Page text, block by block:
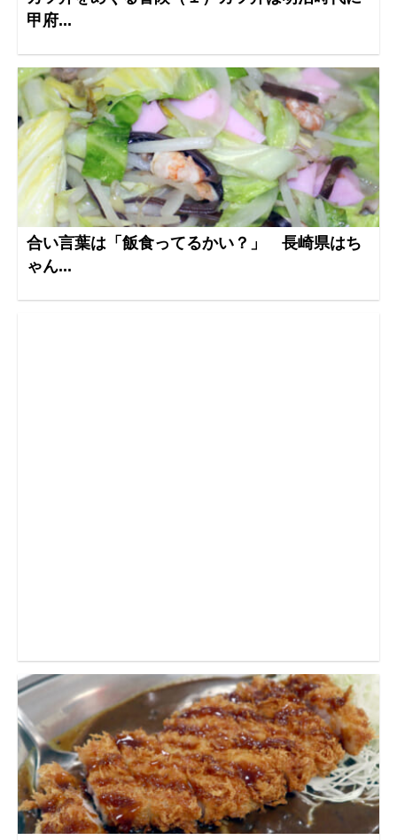
甲府...
合い言葉は「飯食ってるかい？」 長崎県はち
ゃん...